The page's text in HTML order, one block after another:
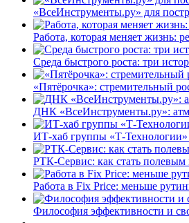
«ВсеИнструменты.ру» для
Работа, которая меняет жизнь:
Среда быстрого роста: три
«Пятёрочка»: стремительный
ДНК «ВсеИнструменты.ру»:
ИТ-хаб группы «Т-Технологии»
РТК-Сервис: как стать полевым
Работа в Fix Price: меньше
Философия эффективности и